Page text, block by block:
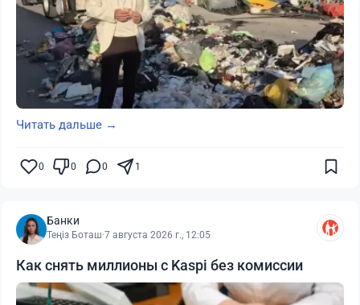
Читать дальше →
0 0 0 1
Банки
Теңіз Боташ·7 августа 2026 г., 12:05
Как снять миллионы с Kaspi без комиссии